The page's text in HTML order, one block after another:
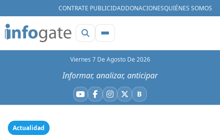
CONTRATE PUBLICIDADDONACIONESQUIÉNES SOMOS
Viernes 7 De Agosto De 2026
Informar, analizar, anticipar
YouTube
Facebook
Instagram
X BBluesky
Actualidad